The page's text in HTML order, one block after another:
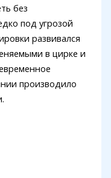
без
под угрозой
развивался
в цирке и
производило